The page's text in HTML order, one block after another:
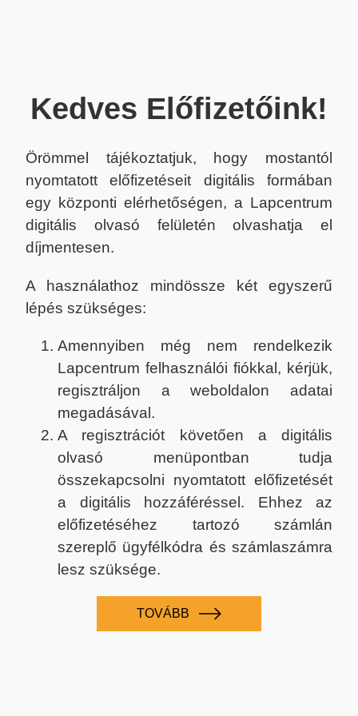
Kedves Előfizetőink!
Örömmel tájékoztatjuk, hogy mostantól
nyomtatott előfizetéseit digitális formában
egy központi elérhetőségen, a Lapcentrum
digitális olvasó felületén olvashatja el
díjmentesen.
A használathoz mindössze két egyszerű
lépés szükséges:
Amennyiben még nem rendelkezik
Lapcentrum felhasználói fiókkal, kérjük,
regisztráljon a weboldalon adatai
megadásával.
A regisztrációt követően a digitális
olvasó menüpontban tudja
összekapcsolni nyomtatott előfizetését
a digitális hozzáféréssel. Ehhez az
előfizetéséhez tartozó számlán
szereplő ügyfélkódra és számlaszámra
lesz szüksége.
TOVÁBB